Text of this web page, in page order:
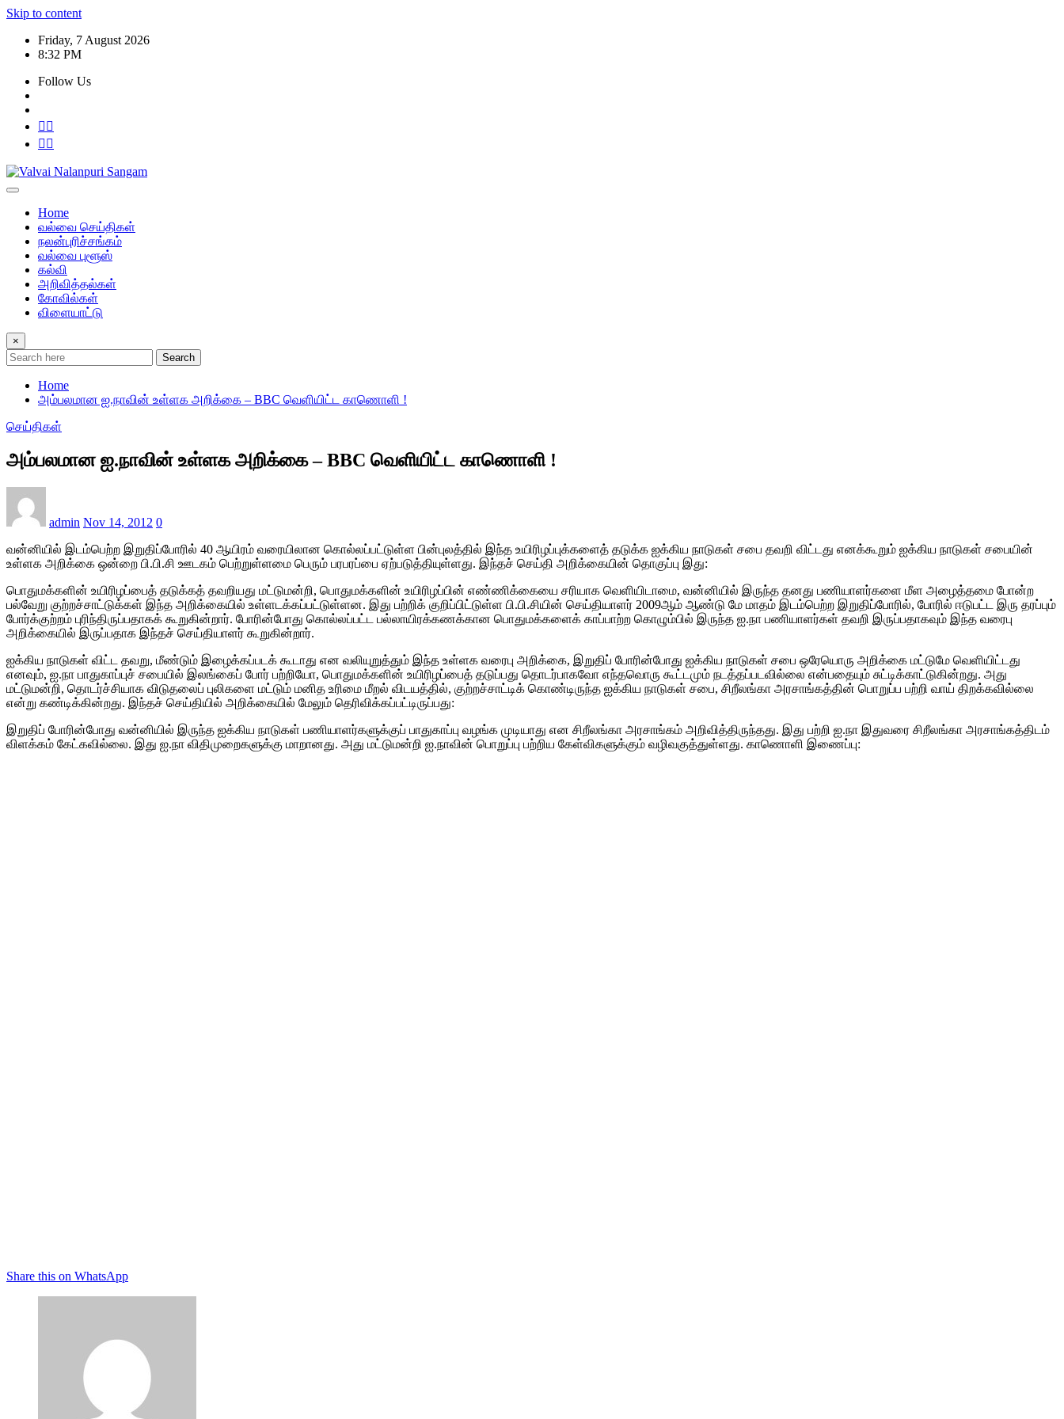
Skip to content
Friday, 7 August 2026
8:32 PM
Follow Us
Home
வல்வை செய்திகள்
நலன்புரிச்சங்கம்
வல்வை புளூஸ்
கல்வி
அறிவித்தல்கள்
கோவில்கள்
விளையாட்டு
×
Search
Home
அம்பலமான ஐ.நாவின் உள்ளக அறிக்கை – BBC வெளியிட்ட காணொளி !
செய்திகள்
அம்பலமான ஐ.நாவின் உள்ளக அறிக்கை – BBC வெளியிட்ட காணொளி !
admin Nov 14, 2012 0
வன்னியில் இடம்பெற்ற இறுதிப்போரில் 40 ஆயிரம் வரையிலான கொல்லப்பட்டுள்ள பின்புலத்தில் இந்த உயிரிழப்புக்களைத் தடுக்க ஐக்கிய நாடுகள் சபை தவறி விட்டது எனக்கூறும் ஐக்கிய நாடுகள் சபையின்
உள்ளக அறிக்கை ஒன்றை பி.பி.சி ஊடகம் பெற்றுள்ளமை பெரும் பரபரப்பை ஏற்படுத்தியுள்ளது. இந்தச் செய்தி அறிக்கையின் தொகுப்பு இது:
பொதுமக்களின் உயிரிழப்பைத் தடுக்கத் தவறியது மட்டுமன்றி, பொதுமக்களின் உயிரிழப்பின் எண்ணிக்கையை சரியாக வெளியிடாமை, வன்னியில் இருந்த தனது பணியாளர்களை மீள அழைத்தமை போன்ற
பல்வேறு குற்றச்சாட்டுக்கள் இந்த அறிக்கையில் உள்ளடக்கப்பட்டுள்ளன. இது பற்றிக் குறிப்பிட்டுள்ள பி.பி.சியின் செய்தியாளர் 2009ஆம் ஆண்டு மே மாதம் இடம்பெற்ற இறுதிப்போரில், போரில் ஈடுபட்ட இரு தரப்பும்
போர்க்குற்றம் புரிந்திருப்பதாகக் கூறுகின்றார். போரின்போது கொல்லப்பட்ட பல்லாயிரக்கணக்கான பொதுமக்களைக் காப்பாற்ற கொழும்பில் இருந்த ஐ.நா பணியாளர்கள் தவறி இருப்பதாகவும் இந்த வரைபு
அறிக்கையில் இருப்பதாக இந்தச் செய்தியாளர் கூறுகின்றார்.
ஐக்கிய நாடுகள் விட்ட தவறு, மீண்டும் இழைக்கப்படக் கூடாது என வலியுறுத்தும் இந்த உள்ளக வரைபு அறிக்கை, இறுதிப் போரின்போது ஐக்கிய நாடுகள் சபை ஒரேயொரு அறிக்கை மட்டுமே வெளியிட்டது
எனவும், ஐ.நா பாதுகாப்புச் சபையில் இலங்கைப் போர் பற்றியோ, பொதுமக்களின் உயிரிழப்பைத் தடுப்பது தொடர்பாகவோ எந்தவொரு கூட்டமும் நடத்தப்படவில்லை என்பதையும் சுட்டிக்காட்டுகின்றது. அது
மட்டுமன்றி, தொடர்ச்சியாக விடுதலைப் புலிகளை மட்டும் மனித உரிமை மீறல் விடயத்தில், குற்றச்சாட்டிக் கொண்டிருந்த ஐக்கிய நாடுகள் சபை, சிறீலங்கா அரசாங்கத்தின் பொறுப்ப பற்றி வாய் திறக்கவில்லை
என்று கண்டிக்கின்றது. இந்தச் செய்தியில் அறிக்கையில் மேலும் தெரிவிக்கப்பட்டிருப்பது:
இறுதிப் போரின்போது வன்னியில் இருந்த ஐக்கிய நாடுகள் பணியாளர்களுக்குப் பாதுகாப்பு வழங்க முடியாது என சிறீலங்கா அரசாங்கம் அறிவித்திருந்தது. இது பற்றி ஐ.நா இதுவரை சிறீலங்கா அரசாங்கத்திடம்
விளக்கம் கேட்கவில்லை. இது ஐ.நா விதிமுறைகளுக்கு மாறானது. அது மட்டுமன்றி ஐ.நாவின் பொறுப்பு பற்றிய கேள்விகளுக்கும் வழிவகுத்துள்ளது. காணொளி இணைப்பு:
Share this on WhatsApp